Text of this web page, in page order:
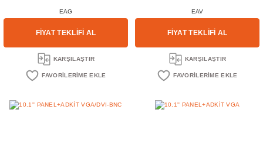
EAG
FİYAT TEKLİFİ AL
KARŞILAŞTIR
EAV
FİYAT TEKLİFİ AL
KARŞILAŞTIR